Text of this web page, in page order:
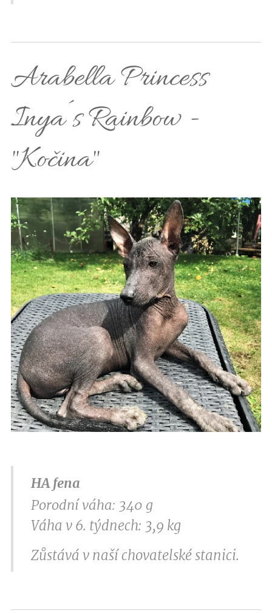
Arabella Princess
Inya´s Rainbow -
"Kočina"
HA fena
Porodní váha: 340 g
Váha v 6. týdnech: 3,9 kg
Zůstává v naší chovatelské stanici.